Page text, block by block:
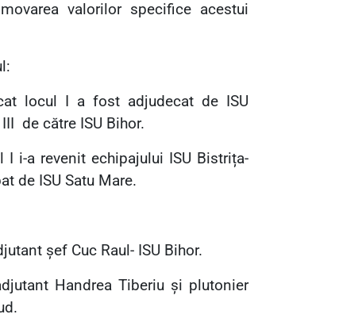
valorilor specifice acestui
locul I a fost adjudecat de ISU
de către ISU Bihor.
i-a revenit echipajului ISU Bistrița-
de ISU Satu Mare.
șef Cuc Raul- ISU Bihor.
Handrea Tiberiu și plutonier